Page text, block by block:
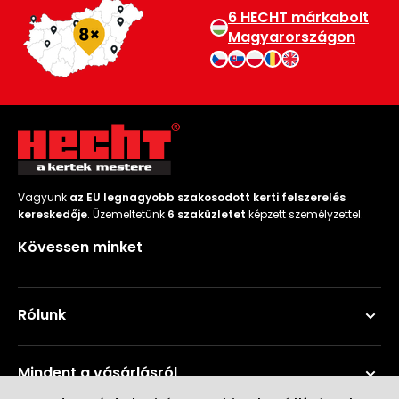
6 HECHT márkabolt
Magyarországon
Vagyunk az EU legnagyobb szakosodott kerti felszerelés
kereskedője. Üzemeltetünk 6 szaküzletet képzett személyzettel.
Kövessen minket
Rólunk
Mindent a vásárlásról